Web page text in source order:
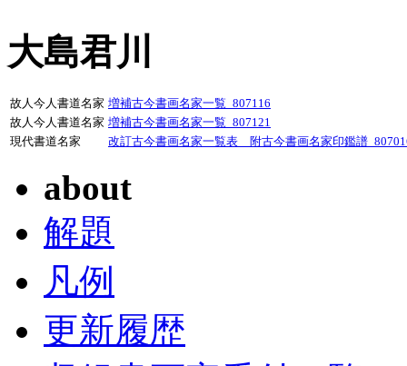
大島君川
故人今人書道名家 増補古今書画名家一覧_807116
故人今人書道名家 増補古今書画名家一覧_807121
現代書道名家
改訂古今書画名家一覧表 附古今書画名家印鑑譜
about
解題
凡例
更新履歴